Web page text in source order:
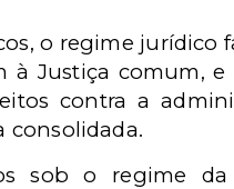
o regime jurídico
à Justiça comum,
contra a
consolidada.
sob o regime